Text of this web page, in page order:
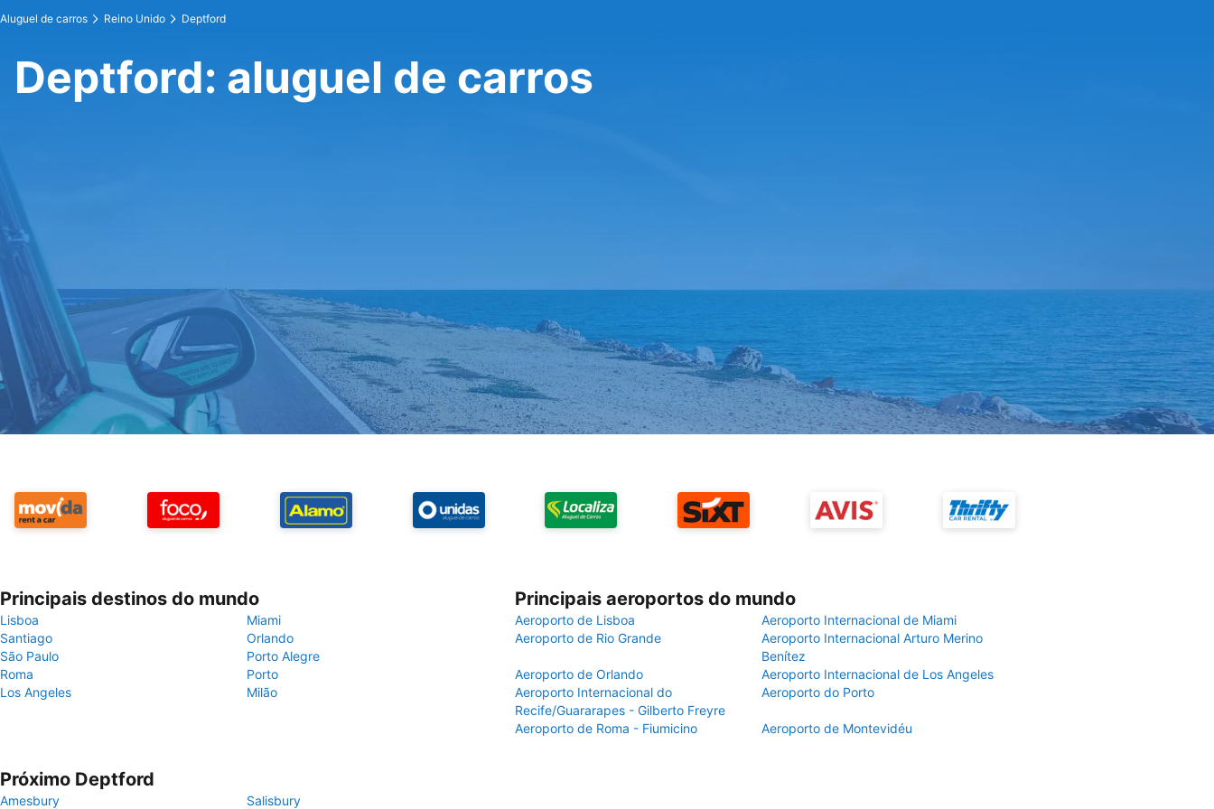
Aluguel de carros Reino Unido Deptford
Deptford: aluguel de carros
Principais destinos do mundo
Lisboa
Miami
Santiago
Orlando
São Paulo
Porto Alegre
Roma
Porto
Los Angeles
Milão
Principais aeroportos do mundo
Aeroporto de Lisboa
Aeroporto Internacional de Miami
Aeroporto de Rio Grande
Aeroporto Internacional Arturo Merino
Benítez
Aeroporto de Orlando
Aeroporto Internacional de Los Angeles
Aeroporto Internacional do
Recife/Guararapes - Gilberto Freyre
Aeroporto do Porto
Aeroporto de Roma - Fiumicino Aeroporto de Montevidéu
Próximo Deptford
Amesbury Salisbury